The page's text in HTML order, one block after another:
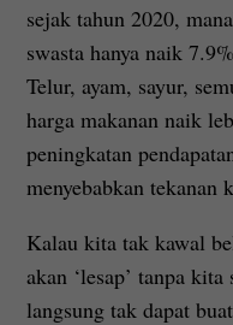
sejak tahun 2020,
swasta hanya naik
Telur, ayam, sayur,
harga makanan naik
peningkatan
menyebabkan tekanan
Kalau kita tak kawal
akan ‘lesap’ tanpa
langsung tak dapat